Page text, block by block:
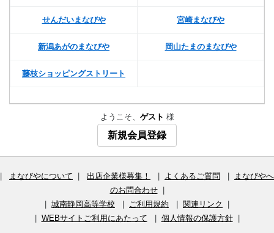
せんだいまなびや 宮崎まなびや
新潟あがのまなびや 岡山たまのまなびや
藤枝ショッピングストリート
ようこそ、 ゲスト 様
新規会員登録
まなびやについて 出店企業様募集！ よくあるご質問
まなびやへ
のお問合わせ|
城南静岡高等学校 ご利用規約 関連リンク
WEBサイトご利用にあたって 個人情報の保護方針|